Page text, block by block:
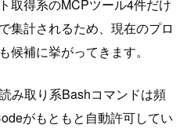
取得系のMCPツール4件だけ
集計されるため、現在のプロ
候補に挙がってきます。
み取り系Bashコマンドは頻
がもともと自動許可してい